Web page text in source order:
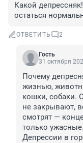
Какой
остаться
ОТВЕТИТЬ 2
Гость
31 октября
Почему
жизнью,
кошки, собаки.
не закрывают,
смотрят —
только
Депрессии в